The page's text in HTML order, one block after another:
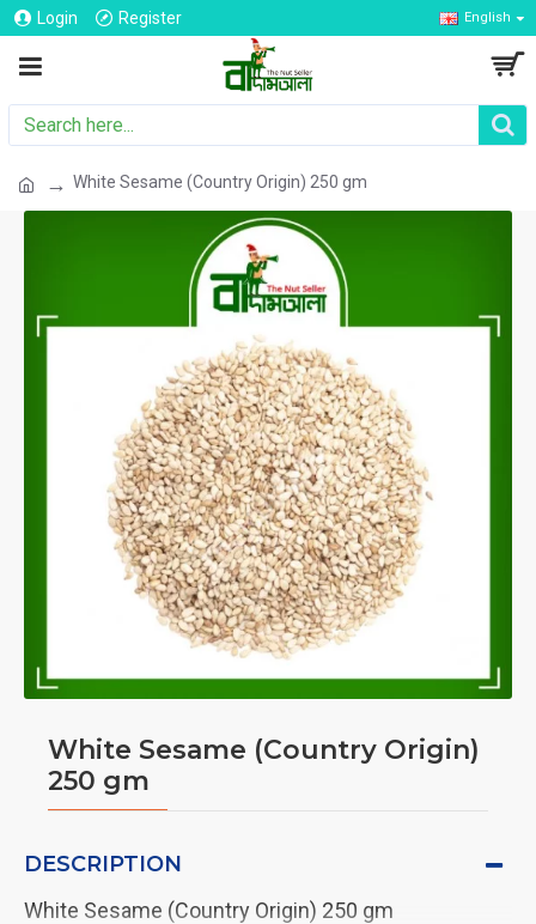
Login Register English
White Sesame (Country Origin) 250 gm
White Sesame (Country Origin)
250 gm
DESCRIPTION
White Sesame (Country Origin) 250 gm